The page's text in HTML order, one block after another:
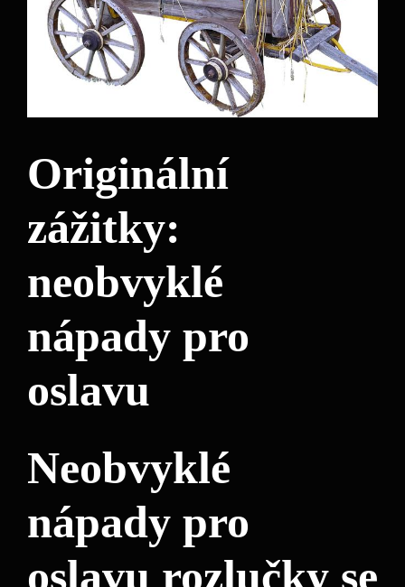
Originální
zážitky:
neobvyklé
nápady pro
oslavu
Neobvyklé
nápady pro
oslavu rozlučky se